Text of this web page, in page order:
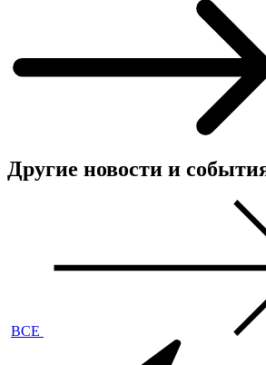
Другие новости и
ВСЕ